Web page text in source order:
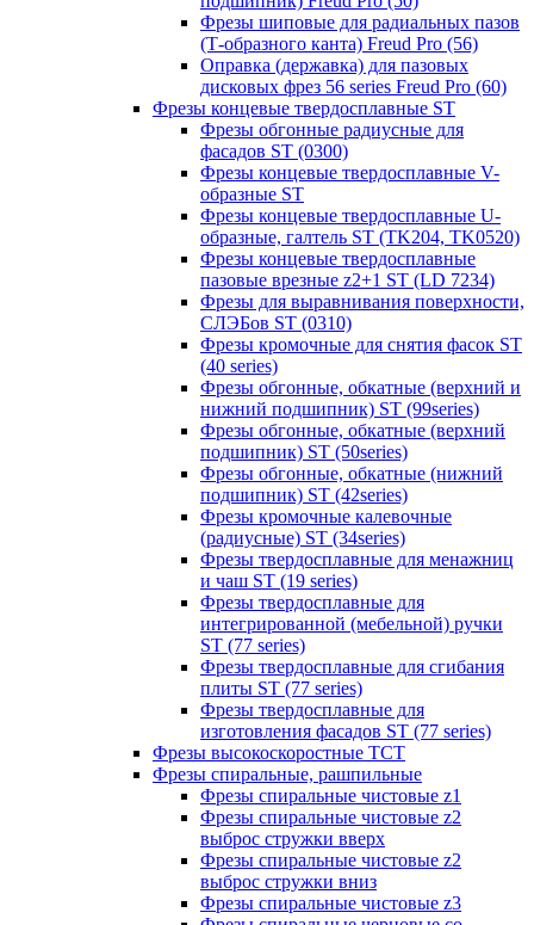
Фрезы шиповые для радиальных пазов
(Т-образного канта) Freud Pro (56)
Оправка (державка) для пазовых
дисковых фрез 56 series Freud Pro (60)
Фрезы концевые твердосплавные ST
Фрезы обгонные радиусные для
фасадов ST (0300)
Фрезы концевые твердосплавные V-
образные ST
Фрезы концевые твердосплавные U-
образные, галтель ST (TK204, TK0520)
Фрезы концевые твердосплавные
пазовые врезные z2+1 ST (LD 7234)
Фрезы для выравнивания поверхности,
СЛЭБов ST (0310)
Фрезы кромочные для снятия фасок ST
(40 series)
Фрезы обгонные, обкатные (верхний и
нижний подшипник) ST (99series)
Фрезы обгонные, обкатные (верхний
подшипник) ST (50series)
Фрезы обгонные, обкатные (нижний
подшипник) ST (42series)
Фрезы кромочные калевочные
(радиусные) ST (34series)
Фрезы твердосплавные для менажниц
и чаш ST (19 series)
Фрезы твердосплавные для
интегрированной (мебельной) ручки
ST (77 series)
Фрезы твердосплавные для сгибания
плиты ST (77 series)
Фрезы твердосплавные для
изготовления фасадов ST (77 series)
Фрезы высокоскоростные ТСТ
Фрезы спиральные, рашпильные
Фрезы спиральные чистовые z1
Фрезы спиральные чистовые z2
выброс стружки вверх
Фрезы спиральные чистовые z2
выброс стружки вниз
Фрезы спиральные чистовые z3